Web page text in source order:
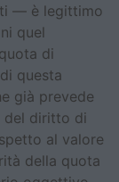
— è legittimo
quel
di
questa
già prevede
del diritto di
al valore
della quota